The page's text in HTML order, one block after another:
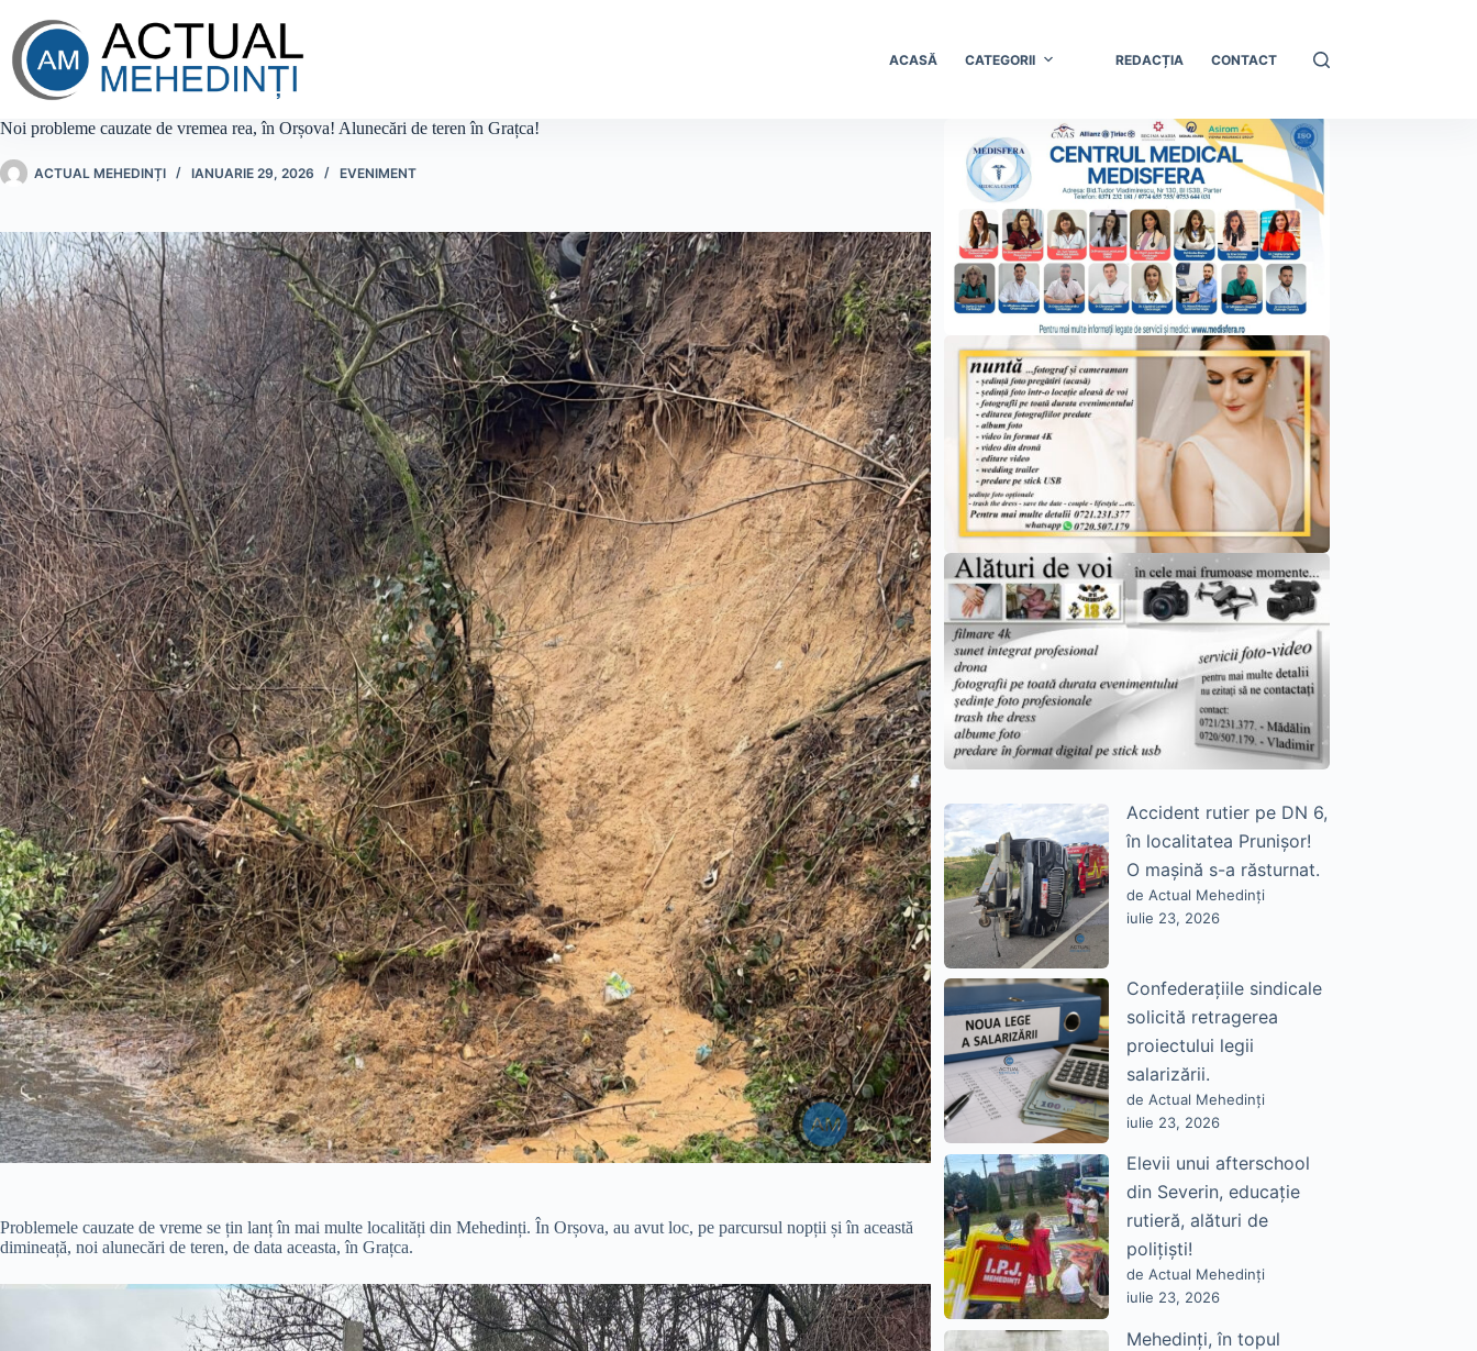
conținut
ACASĂ CATEGORII REDACȚIA CONTACT
Noi probleme cauzate de vremea rea, în Orșova! Alunecări de teren în Grațca!
ACTUAL MEHEDINȚI IANUARIE 29, 2026 EVENIMENT
Problemele cauzate de vreme se țin lanț în mai multe localități din Mehedinți. În Orșova, au avut loc, pe parcursul nopții și în această
dimineață, noi alunecări de teren, de data aceasta, în Grațca.
Accident rutier pe DN 6,
în localitatea Prunișor!
O mașină s-a răsturnat.
de Actual Mehedinți
iulie 23, 2026
Confederațiile sindicale
solicită retragerea
proiectului legii
salarizării.
de Actual Mehedinți
iulie 23, 2026
Elevii unui afterschool
din Severin, educație
rutieră, alături de
polițiști!
de Actual Mehedinți
iulie 23, 2026
Mehedinți, în topul